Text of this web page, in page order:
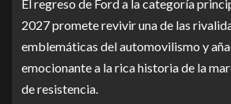
El regreso de Ford a la categoría
2027 promete revivir una de las
emblemáticas del automovilismo y
emocionante a la rica historia de la
de resistencia.